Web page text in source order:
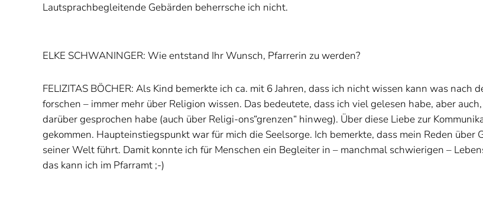
Lautsprachbegleitende Gebärden beherrsche ich nicht.
ELKE SCHWANINGER: Wie entstand Ihr Wunsch, Pfarrerin zu werden?
FELIZITAS BÖCHER: Als Kind bemerkte ich ca. mit 6 Jahren, dass ich nicht wissen kann was
forschen – immer mehr über Religion wissen. Das bedeutete, dass ich viel gelesen habe, aber
darüber gesprochen habe (auch über Religi-ons“grenzen“ hinweg). Über diese Liebe zur
gekommen. Haupteinstiegspunkt war für mich die Seelsorge. Ich bemerkte, dass mein Reden
seiner Welt führt. Damit konnte ich für Menschen ein Begleiter in – manchmal schwierigen –
das kann ich im Pfarramt ;-)